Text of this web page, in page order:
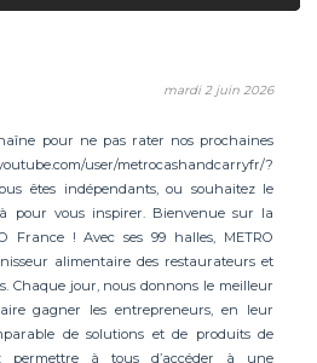
mardi 2 juin 2026
pour ne pas rater nos prochaines
user/metrocashandcarryfr/?
êtes indépendants, ou souhaitez le
pour vous inspirer. Bienvenue sur la
France ! Avec ses 99 halles, METRO
alimentaire des restaurateurs et
Chaque jour, nous donnons le meilleur
gagner les entrepreneurs, en leur
de solutions et de produits de
permettre à tous d’accéder à une